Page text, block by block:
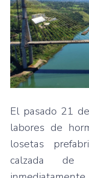
El pasado 21
labores de
losetas
calzada de